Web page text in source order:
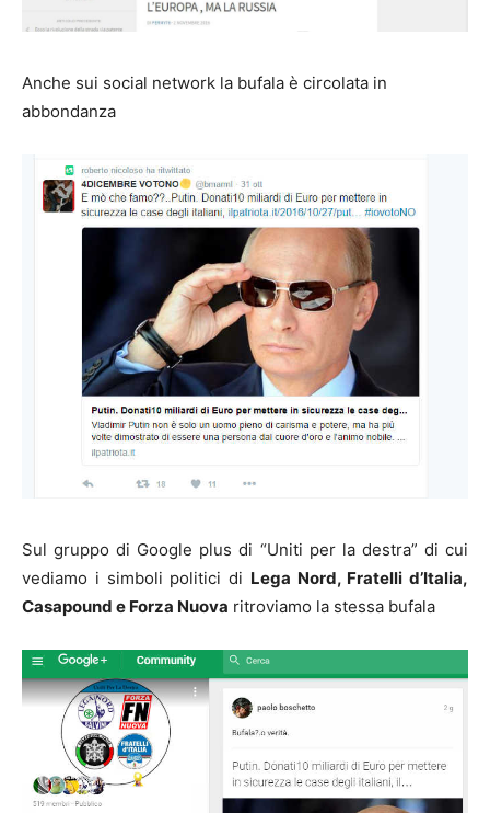
Anche sui social network la bufala è circolata in
abbondanza
Sul gruppo di Google plus di “Uniti per la destra” di cui
vediamo i simboli politici di Lega Nord, Fratelli d’Italia,
Casapound e Forza Nuova ritroviamo la stessa bufala